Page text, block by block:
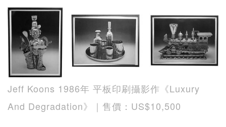
Jeff Koons 1986年 平板印刷攝影作《Luxury
And Degradation》｜售價：US$10,500